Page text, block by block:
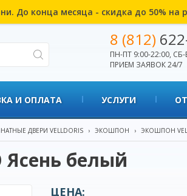
До конца месяца - скидка до 50% на
8 (812)
ПН-ПТ 9:00-22:00,
ПРИЕМ ЗАЯВОК 24/7
И ОПЛАТА УСЛУГИ
ДВЕРИ VELLDORIS › ЭКОШПОН › ЭКОШПОН
Ясень белый
ЦЕНА: